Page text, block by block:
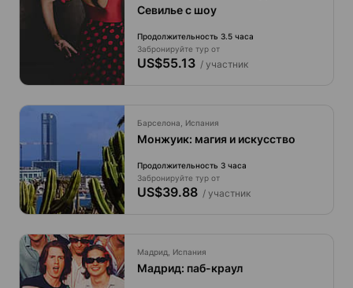
Севилье с шоу
Продолжительность 3.5 часа
Забронируйте тур от
US$55.13/ участник
Барселона, Испания
Монжуик: магия и искусство
Продолжительность 3 часа
Забронируйте тур от
US$39.88/ участник
Мадрид, Испания
Мадрид: паб-краул